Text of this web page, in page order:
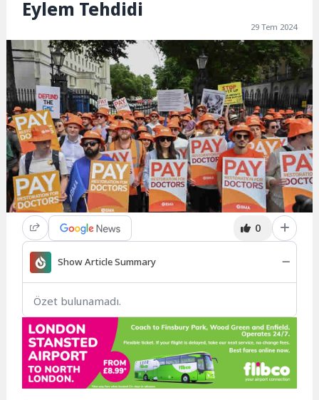
Eylem Tehdidi
29 Tem 2024
0
Show Article Summary
Özet bulunamadı.